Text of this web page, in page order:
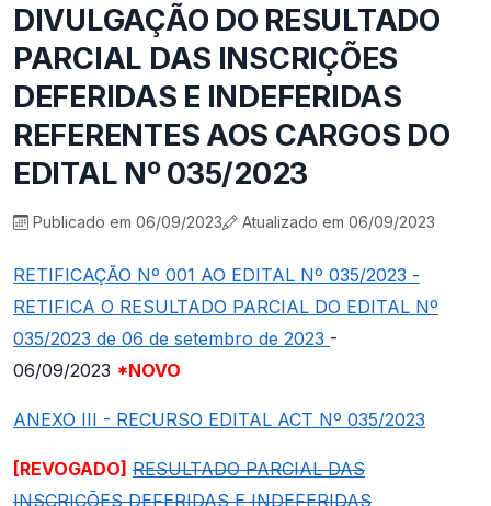
DIVULGAÇÃO DO RESULTADO
PARCIAL DAS INSCRIÇÕES
DEFERIDAS E INDEFERIDAS
REFERENTES AOS CARGOS DO
EDITAL Nº 035/2023
Publicado em 06/09/2023 Atualizado em 06/09/2023
RETIFICAÇÃO Nº 001 AO EDITAL Nº 035/2023 -
RETIFICA O RESULTADO PARCIAL DO EDITAL Nº
035/2023 de 06 de setembro de 2023 -
06/09/2023 *NOVO
ANEXO III - RECURSO EDITAL ACT Nº 035/2023
[REVOGADO] RESULTADO PARCIAL DAS
INSCRIÇÕES DEFERIDAS E INDEFERIDAS